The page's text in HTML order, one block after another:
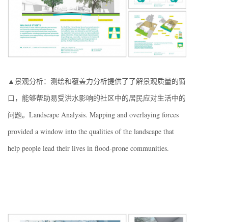
▲景观分析：测绘和覆盖力分析提供了了解景观质量的窗
口，能够帮助易受洪水影响的社区中的居民应对生活中的
问题。Landscape Analysis. Mapping and overlaying forces
provided a window into the qualities of the landscape that
help people lead their lives in flood-prone communities.